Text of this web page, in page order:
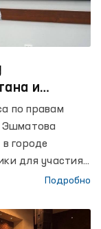
и
новый
по правам
Эшматова
городе
для участия
Подробно